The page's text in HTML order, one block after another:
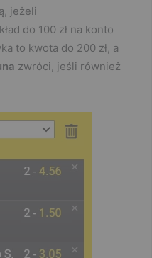
jeżeli
do 100 zł na konto
to kwota do 200 zł, a
zwróci, jeśli również